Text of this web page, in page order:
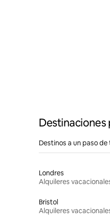
Destinaciones
Destinos a un paso de
Londres
Alquileres
Bristol
Alquileres